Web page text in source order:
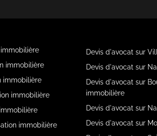
immobilière
immobilière
immobilière
immobilière
Devis d'avocat sur
Devis d'avocat sur
Devis d'avocat sur
immobilière
Devis d'avocat sur
Devis d'avocat sur